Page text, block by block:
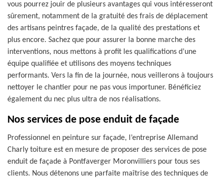
vous pourrez jouir de plusieurs avantages qui vous intéresseront
sûrement, notamment de la gratuité des frais de déplacement
des artisans peintres façade, de la qualité des prestations et
plus encore. Sachez que pour assurer la bonne marche des
interventions, nous mettons à profit les qualifications d’une
équipe qualifiée et utilisons des moyens techniques
performants. Vers la fin de la journée, nous veillerons à toujours
nettoyer le chantier pour ne pas vous importuner. Bénéficiez
également du nec plus ultra de nos réalisations.
Nos services de pose enduit de façade
Professionnel en peinture sur façade, l’entreprise Allemand
Charly toiture est en mesure de proposer des services de pose
enduit de façade à Pontfaverger Moronvilliers pour tous ses
clients. Nous détenons une parfaite maîtrise des techniques de